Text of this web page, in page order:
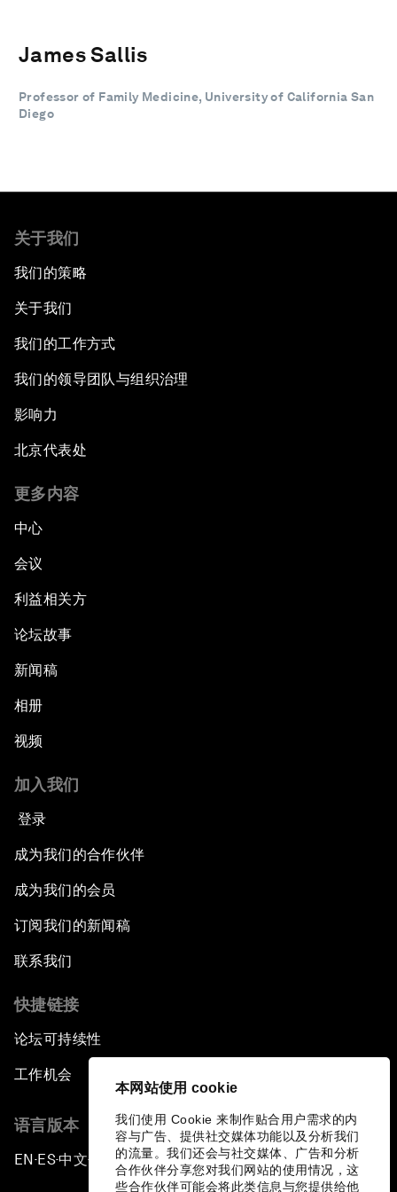
本网站使用 cookie
我们使用 Cookie 来制作贴合用户需求的内
容与广告、提供社交媒体功能以及分析我们
的流量。我们还会与社交媒体、广告和分析
合作伙伴分享您对我们网站的使用情况，这
些合作伙伴可能会将此类信息与您提供给他
James Sallis
Professor of Family Medicine, University of California San
Diego
关于我们
我们的策略
关于我们
我们的工作方式
我们的领导团队与组织治理
影响力
北京代表处
更多内容
中心
会议
利益相关方
论坛故事
新闻稿
相册
视频
加入我们
登录
成为我们的合作伙伴
成为我们的会员
订阅我们的新闻稿
联系我们
快捷链接
论坛可持续性
工作机会
语言版本
EN ▪ES▪中文▪ 日本語